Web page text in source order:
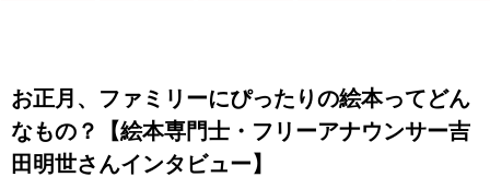
お正月、ファミリーにぴったりの絵本ってどん
なもの？【絵本専門士・フリーアナウンサー吉
田明世さんインタビュー】